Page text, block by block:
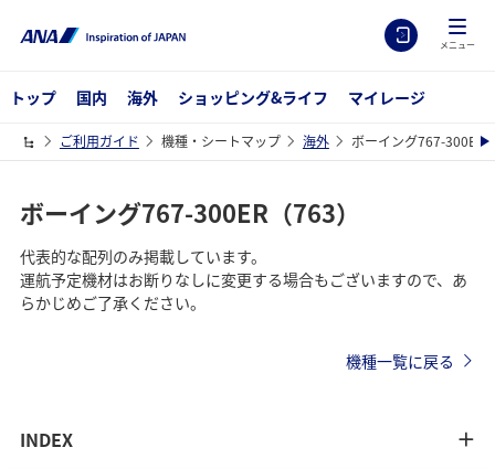
メニュー
トップ 国内 海外 ショッピング&ライフ マイレージ
ご利用ガイド 機種・シートマップ 海外 ボーイング767-
ボーイング767-300ER（763）
代表的な配列のみ掲載しています。
運航予定機材はお断りなしに変更する場合もございますので、あ
らかじめご了承ください。
機種一覧に戻る
INDEX